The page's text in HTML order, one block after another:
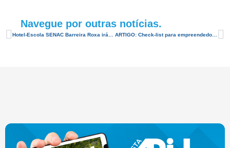
Navegue por outras notícias.
Hotel-Escola SENAC Barreira Roxa irá abrigar servidores da saúde durante suas folgas ARTIGO: Check-list para empreendedores conter a crise e salvar o caixa